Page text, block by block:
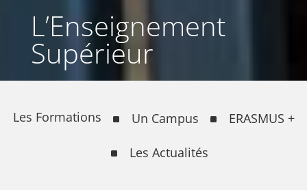
L’Enseignement
Supérieur
Les Formations Un Campus ERASMUS +
Les Actualités